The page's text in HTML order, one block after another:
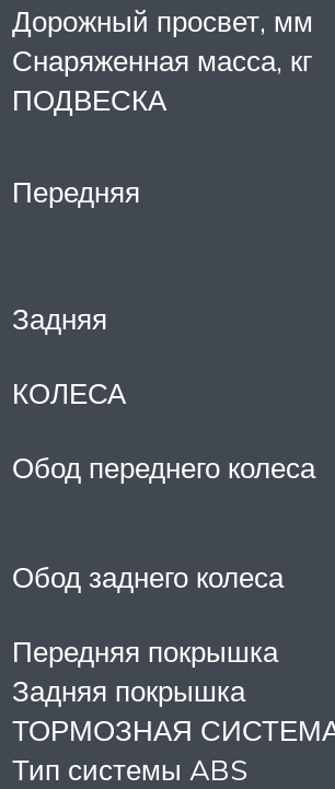
Дорожный просвет, мм
Снаряженная масса, кг
ПОДВЕСКА
Передняя
Задняя
КОЛЕСА
Обод переднего колеса
Обод заднего колеса
Передняя покрышка
Задняя покрышка
ТОРМОЗНАЯ
Тип системы ABS